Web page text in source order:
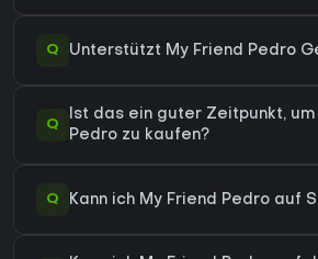
Q Unterstützt My Friend Pedro
Q
Ist das ein guter Zeitpunkt, um
Pedro zu kaufen?
Q Kann ich My Friend Pedro auf